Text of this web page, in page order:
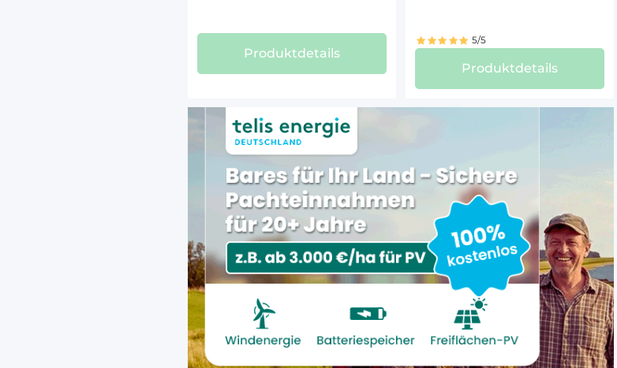
JCB (74)
JLG (23)
KRAMER (41)
KUBOTA (37)
LAMBORGHINI (94)
M 135 (1)
SB 56 TIER 2 (8)
SB 56 (9)
SB 58 TIER 2 (8)
SB 58 (11)
SB 60 TIER 2 (8)
SB 60 (9)
SB 62 TIER 2 (8)
SB 62 (8)
Produktdetails
5/5
Produktdetails